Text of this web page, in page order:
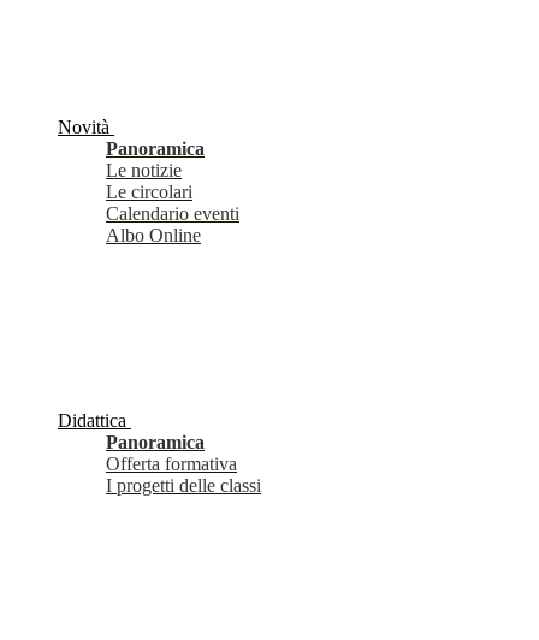
Novità
Panoramica
Le notizie
Le circolari
Calendario eventi
Albo Online
Didattica
Panoramica
Offerta formativa
I progetti delle classi